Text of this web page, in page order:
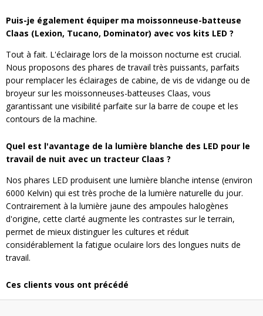
Puis-je également équiper ma moissonneuse-batteuse
Claas (Lexion, Tucano, Dominator) avec vos kits LED ?
Tout à fait. L'éclairage lors de la moisson nocturne est crucial.
Nous proposons des phares de travail très puissants, parfaits
pour remplacer les éclairages de cabine, de vis de vidange ou de
broyeur sur les moissonneuses-batteuses Claas, vous
garantissant une visibilité parfaite sur la barre de coupe et les
contours de la machine.
Quel est l'avantage de la lumière blanche des LED pour le
travail de nuit avec un tracteur Claas ?
Nos phares LED produisent une lumière blanche intense (environ
6000 Kelvin) qui est très proche de la lumière naturelle du jour.
Contrairement à la lumière jaune des ampoules halogènes
d'origine, cette clarté augmente les contrastes sur le terrain,
permet de mieux distinguer les cultures et réduit
considérablement la fatigue oculaire lors des longues nuits de
travail.
Ces clients vous ont précédé